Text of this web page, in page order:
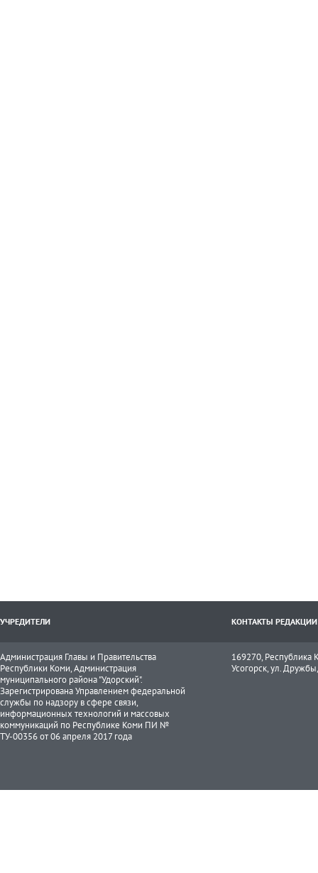
УЧРЕДИТЕЛИ КОНТАКТЫ РЕДАКЦИИ
Администрация Главы и Правительства
Республики Коми, Администрация
муниципального района "Удорский".
Зарегистрирована Управлением федеральной
службы по надзору в сфере связи,
информационных технологий и массовых
коммуникаций по Республике Коми ПИ №
ТУ-00356 от 06 апреля 2017 года
169270, Республика
Усогорск, ул.